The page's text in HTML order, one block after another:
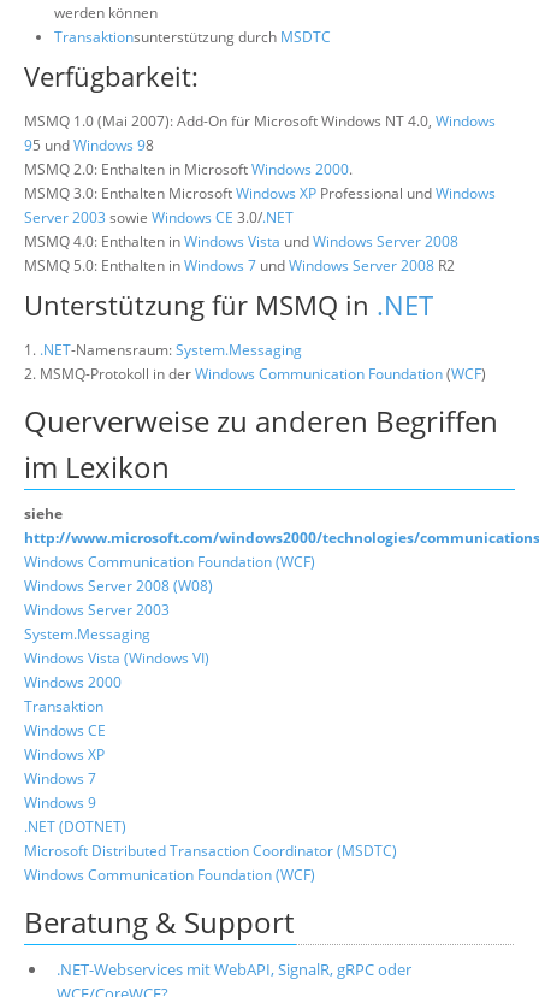
werden können
Transaktionsunterstützung durch MSDTC
Verfügbarkeit:
MSMQ 1.0 (Mai 2007): Add-On für Microsoft Windows NT 4.0, Windows
95 undWindows 98
MSMQ 2.0: Enthalten in MicrosoftWindows 2000.
MSMQ 3.0: Enthalten MicrosoftWindows XP Professional undWindows
Server 2003 sowie Windows CE 3.0/.NET
MSMQ 4.0: Enthalten inWindows Vista undWindows Server 2008
MSMQ 5.0: Enthalten inWindows 7 undWindows Server 2008 R2
Unterstützung für MSMQ in .NET
1. .NET-Namensraum:System.Messaging
2. MSMQ-Protokoll in derWindows Communication Foundation(WCF)
Querverweise zu anderen Begriffen
im Lexikon
siehe
http://www.microsoft.com/windows2000/technologies/
Windows Communication Foundation (WCF)
Windows Server 2008 (W08)
Windows Server 2003
System.Messaging
Windows Vista (Windows VI)
Windows 2000
Transaktion
Windows CE
Windows XP
Windows 7
Windows 9
.NET (DOTNET)
Microsoft Distributed Transaction Coordinator (MSDTC)
Windows Communication Foundation (WCF)
Beratung & Support
.NET-Webservices mit WebAPI, SignalR, gRPC oder